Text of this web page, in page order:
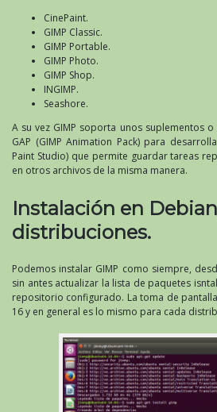
CinePaint.
GIMP Classic.
GIMP Portable.
GIMP Photo.
GIMP Shop.
INGIMP.
Seashore.
A su vez GIMP soporta unos suplementos
GAP (GIMP Animation Pack) para
Paint Studio) que permite guardar tareas
en otros archivos de la misma manera.
Instalación en
distribuciones.
Podemos instalar GIMP como siempre,
sin antes actualizar la lista de paquetes
repositorio configurado. La toma de
16 y en general es lo mismo para cada